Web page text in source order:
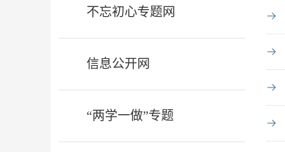
不忘初心专题网
信息公开网
“两学一做”专题